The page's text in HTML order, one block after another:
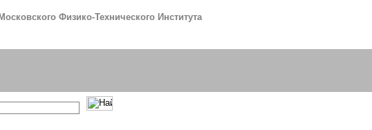
Физико-Технического Института